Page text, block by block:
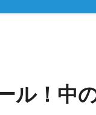
！中